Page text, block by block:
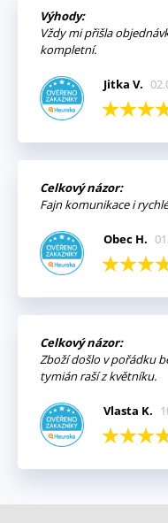
Výhody:
Vždy mi přišla
kompletní.
Jitka V.
Celkový názor:
Fajn komunikace i
Obec H.
Celkový názor:
Zboží došlo v pořádku
tymián raší z květníku.
Vlasta K.